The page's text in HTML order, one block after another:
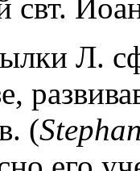
свт.
Л.
(